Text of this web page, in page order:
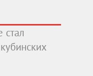
стал